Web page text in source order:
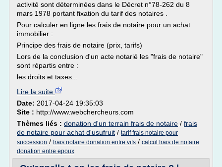
activité sont déterminées dans le Décret n°78-262 du 8
mars 1978 portant fixation du tarif des notaires .
Pour calculer en ligne les frais de notaire pour un achat
immobilier :
Principe des frais de notaire (prix, tarifs)
Lors de la conclusion d'un acte notarié les "frais de notaire"
sont répartis entre :
les droits et taxes...
Lire la suite
Date: 2017-04-24 19:35:03
Site : http://www.webchercheurs.com
Thèmes liés : donation d'un terrain frais de notaire / frais
de notaire pour achat d'usufruit / tarif frais notaire pour
succession / frais notaire donation entre vifs / calcul frais de notaire
donation entre epoux